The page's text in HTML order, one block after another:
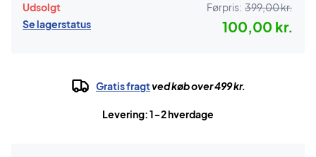
Udsolgt
Se lagerstatus
Førpris: 399,00 kr.
100,00 kr.
Gratis fragtved køb over 499 kr.
Levering: 1-2 hverdage